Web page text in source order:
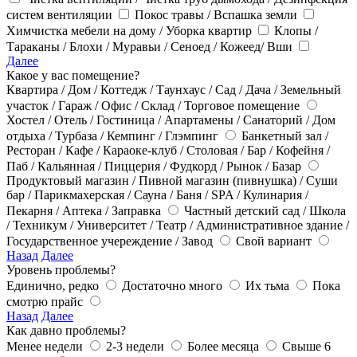
систем вентиляции
Покос травы / Вспашка земли
Химчистка мебели на дому / Уборка квартир
Клопы /
Тараканы / Блохи / Муравьи / Сеноед / Кожеед/ Вши
Далее
Какое у вас помещение?
Квартира / Дом / Коттедж / Таунхаус / Сад / Дача / Земельный
участок / Гараж / Офис / Склад / Торговое помещение
Хостел / Отель / Гостиница / Апартамены / Санаторий / Дом
отдыха / Турбаза / Кемпинг / Глэмпинг
Банкетный зал /
Ресторан / Кафе / Караоке-клуб / Столовая / Бар / Кофейня /
Паб / Кальянная / Пиццерия / Фудкорд / Рынок / Базар
Продуктовый магазин / Пивной магазин (пивнушка) / Суши
бар / Парикмахерская / Сауна / Баня / SPA / Кулинария /
Пекарня / Аптека / Заправка
Частный детский сад / Школа
/ Техникум / Университет / Театр / Административное здание /
Государственное учереждение / Завод
Свой вариант
Назад Далее
Уровень проблемы?
Единично, редко
Достаточно много Их тьма
Пока
смотрю прайс
Назад Далее
Как давно проблемы?
Менее недели
2-3 недели Более месяца
Свыше 6